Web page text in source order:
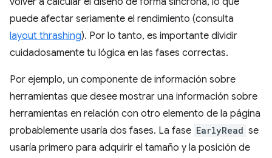
puede afectar seriamente el rendimiento (consulta
layout thrashing). Por lo tanto, es importante dividir
cuidadosamente tu lógica en las fases correctas.
Por ejemplo, un componente de información sobre
herramientas que desee mostrar una información sobre
herramientas en relación con otro elemento de la página
probablemente usaría dos fases. La fase EarlyRead se
usaría primero para adquirir el tamaño y la posición de